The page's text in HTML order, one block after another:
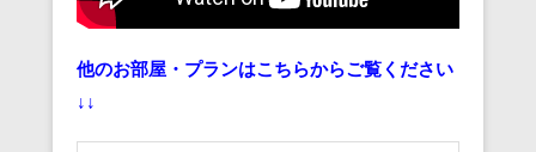
他のお部屋・プランはこちらからご覧ください
↓↓